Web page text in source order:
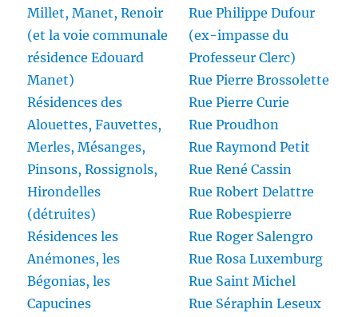
Millet, Manet, Renoir
(et la voie communale
résidence Edouard
Manet)
Résidences des
Alouettes, Fauvettes,
Merles, Mésanges,
Pinsons, Rossignols,
Hirondelles
(détruites)
Résidences les
Anémones, les
Bégonias, les
Capucines
Rue Philippe Dufour
(ex-impasse du
Professeur Clerc)
Rue Pierre Brossolette
Rue Pierre Curie
Rue Proudhon
Rue Raymond Petit
Rue René Cassin
Rue Robert Delattre
Rue Robespierre
Rue Roger Salengro
Rue Rosa Luxemburg
Rue Saint Michel
Rue Séraphin Leseux